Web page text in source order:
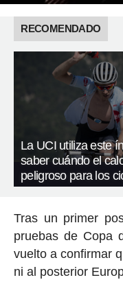
RECOMENDADO
La UCI utiliza este
saber cuándo el
peligroso para los
Tras un primer
pruebas de Copa
vuelto a confirmar
ni al posterior